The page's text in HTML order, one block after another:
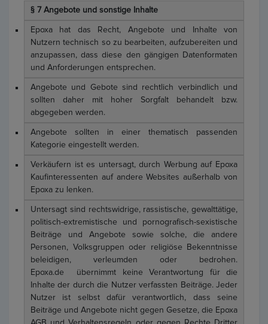
§ 7 Angebote und sonstige Inhalte
Epoxa hat das Recht, Angebote und Inhalte von
Nutzern technisch so zu bearbeiten, aufzubereiten und
anzupassen, dass diese den gängigen Datenformaten
und Anforderungen entsprechen.
Angebote und Gebote sind rechtlich verbindlich und
sollten daher mit hoher Sorgfalt behandelt bzw.
abgegeben werden.
Angebote sollten in einer thematisch passenden
Kategorie eingestellt werden.
Verkäufern ist es untersagt, durch Werbung auf Epoxa
Kaufinteressenten auf andere Websites außerhalb von
Epoxa zu lenken.
Untersagt sind rechtswidrige, rassistische, gewalttätige,
politisch-extremistische und pornografisch-sexistische
Beiträge und Angebote sowie solche, die andere
Personen, Volksgruppen oder religiöse Bekenntnisse
beleidigen, verleumden oder bedrohen.
Epoxa.de übernimmt keine Verantwortung für die
Inhalte der durch die Nutzer verfassten Beiträge. Jeder
Nutzer ist selbst dafür verantwortlich, dass seine
Beiträge und Angebote nicht gegen Gesetze, die Epoxa